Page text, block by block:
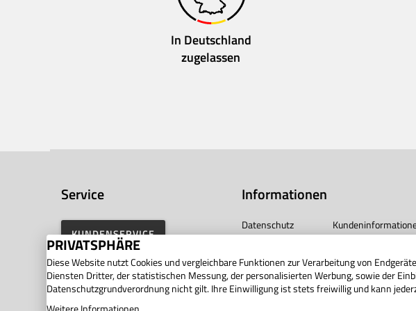
In Deutschland
zugelassen
Service
KUNDENSERVICE
Informationen
Datenschutz
AGB
Impressum
Barrierefreiheit
Unternehmen
PRIVATSPHÄRE
Diese Website nutzt Cookies und vergleichbare Funktionen zur Verarbeitung von
Diensten Dritter, der statistischen Messung, der personalisierten Werbung, sowie der
Datenschutzgrundverordnung nicht gilt. Ihre Einwilligung ist stets freiwillig und kann